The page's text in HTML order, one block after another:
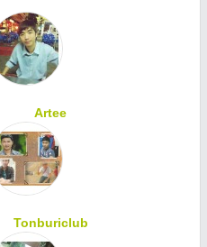
Artee
Tonburiclub